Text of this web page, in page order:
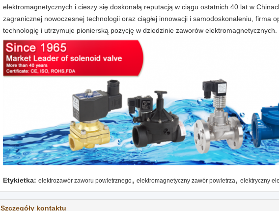
elektromagnetycznych i cieszy się doskonałą reputacją w ciągu ostatnich 40 lat w
zagranicznej nowoczesnej technologii oraz ciągłej innowacji i samodoskonaleniu, firma
technologię i utrzymuje pionierską pozycję w dziedzinie zaworów elektromagnetycznych.
Etykietka: elektrozawór zaworu powietrznego, elektromagnetyczny zawór powietrza, elektryczny
Szczegóły kontaktu